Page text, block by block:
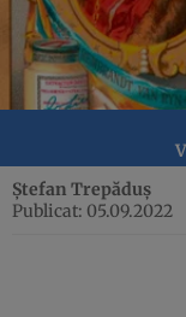
Ștefan Trepăduș
Publicat: 05.09.2022